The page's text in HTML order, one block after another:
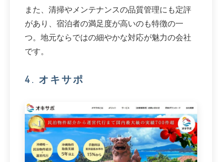
また、清掃やメンテナンスの品質管理にも定評
があり、宿泊者の満足度が高いのも特徴の一
つ。地元ならではの細やかな対応が魅力の会社
です。
4. オキサポ